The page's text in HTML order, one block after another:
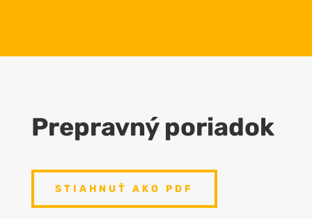
Prepravný poriadok
STIAHNUŤ AKO PDF